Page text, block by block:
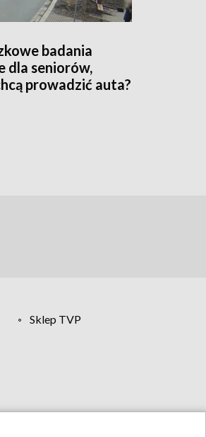
badania
dla seniorów,
prowadzić auta?
Sklep TVP